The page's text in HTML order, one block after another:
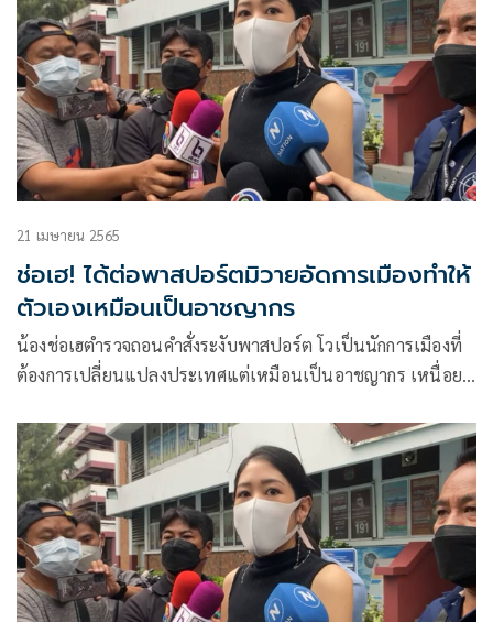
21 เมษายน 2565
ช่อเฮ! ได้ต่อพาสปอร์ตมิวายอัดการเมืองทำให้
ตัวเองเหมือนเป็นอาชญากร
น้องช่อเฮตำรวจถอนคำสั่งระงับพาสปอร์ต โวเป็นนักการเมืองที่
ต้องการเปลี่ยนแปลงประเทศแต่เหมือนเป็นอาชญากร เหนื่อย